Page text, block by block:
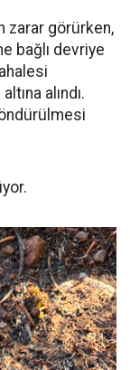
zarar görürken,
bağlı devriye
alındı.